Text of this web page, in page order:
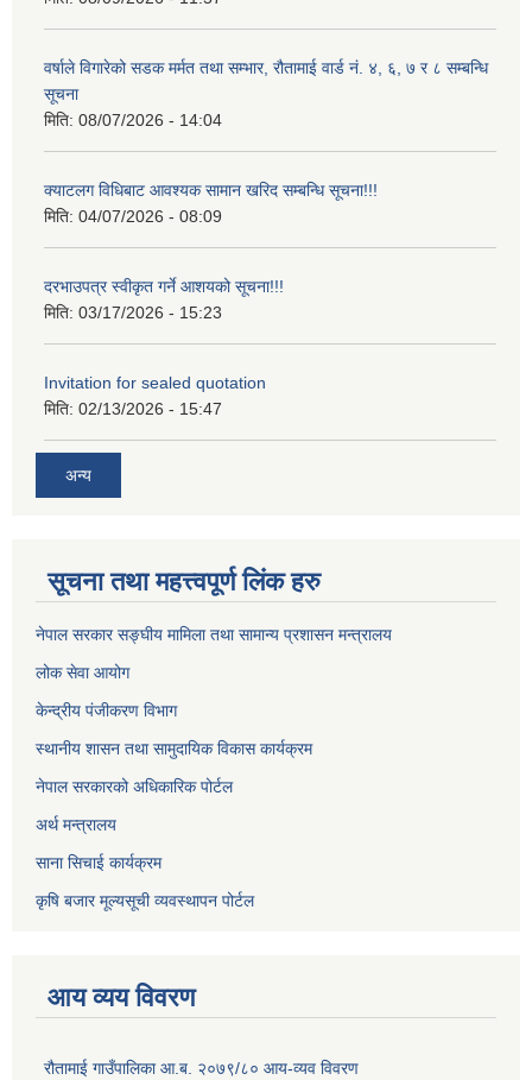
वर्षाले विगारेको सडक मर्मत तथा सम्भार, रौतामाई वार्ड नं. ४, ६, ७ र ८ सम्बन्धि
सूचना
मिति: 08/07/2026 - 14:04
क्याटलग विधिबाट आवश्यक सामान खरिद सम्बन्धि सूचना!!!
मिति: 04/07/2026 - 08:09
दरभाउपत्र स्वीकृत गर्ने आशयको सूचना!!!
मिति: 03/17/2026 - 15:23
Invitation for sealed quotation
मिति: 02/13/2026 - 15:47
अन्य
सूचना तथा महत्त्वपूर्ण लिंक हरु
नेपाल सरकार सङ्घीय मामिला तथा सामान्य प्रशासन मन्त्रालय
लोक सेवा आयोग
केन्द्रीय पंजीकरण विभाग
स्थानीय शासन तथा सामुदायिक विकास कार्यक्रम
नेपाल सरकारको अधिकारिक पोर्टल
अर्थ मन्त्रालय
साना सिचाई कार्यक्रम
कृषि बजार मूल्यसूची व्यवस्थापन पोर्टल
आय व्यय विवरण
रौतामाई गाउँपालिका आ.ब. २०७९/८० आय-व्यव विवरण